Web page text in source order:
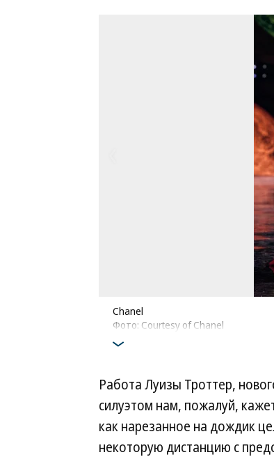
Chanel
Фото: Courtesy of Chanel
Работа Луизы Троттер,
силуэтом нам, пожалуй,
как нарезанное на дождик
некоторую дистанцию с